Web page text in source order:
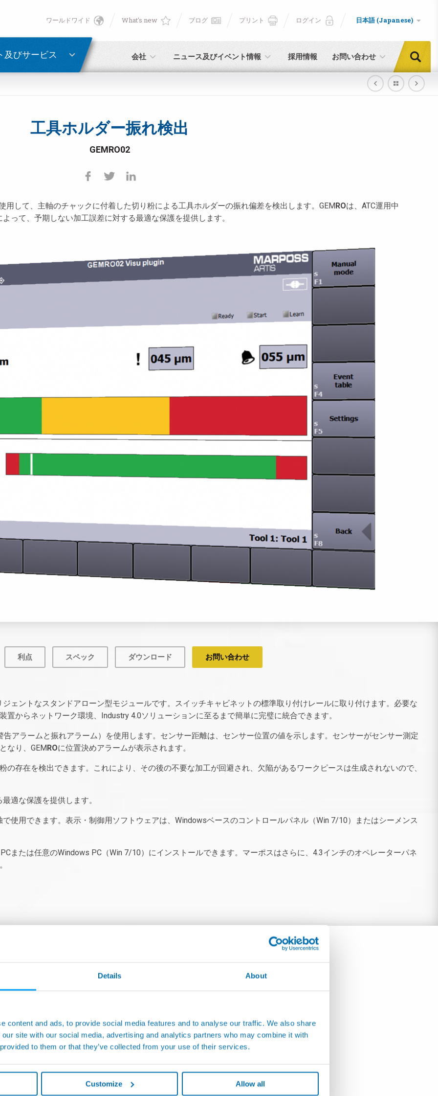
Details About
content and ads, to provide social media features and to analyse our traffic. We also share
site with our social media, advertising and analytics partners who may combine it with
to them or that they’ve collected from your use of their services.
Customize Allow all
及びサービス 会社 ニュース及びイベント情報 採用情報 お問い合わせ
ワールドワイド What's new ブログ プリント ログイン 日本語 (Japanese)
工具ホルダー振れ検出
GEMRO02
用して、主軸のチャックに付着した切り粉による工具ホルダーの振れ偏差を検出します。GEMROは、ATC運用中
って、予期しない加工誤差に対する最適な保護を提供します。
利点 スペック ダウンロード お問い合わせ
ェントなスタンドアローン型モジュールです。スイッチキャビネットの標準取り付けレールに取り付けます。必要な
からネットワーク環境、Industry 4.0ソリューションに至るまで簡単に完璧に統合できます。
アラームと振れアラーム）を使用します。センサー距離は、センサー位置の値を示します。センサーがセンサー測定
なり、GEMROに位置決めアラームが表示されます。
存在を検出できます。これにより、その後の不要な加工が回避され、欠陥があるワークピースは生成されないので、
適な保護を提供します。
使用できます。表示・制御用ソフトウェアは、Windowsベースのコントロールパネル（Win 7/10）またはシーメンス
または任意のWindows PC（Win 7/10）にインストールできます。マーポスはさらに、4.3インチのオペレーターパネ
IPC7 - IPC10 - IPC15 - IPC24 - 内蔵型
English
Deutsch
Español
한국어 (Korean)
PASSWORD RECOVERY
パスワード
登録の場合、無料でご登録いただけます。 こちらをクリック